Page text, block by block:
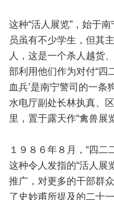
这种“活人展览”，始于南
员虽有不少学生，但其
人，这是一个杀人越货
部利用他们作为对付“四
血兵’是南宁警司的一条
水电厅副处长林执真、
里，置于露天作“禽兽展
１９８６年８月，“四二
这种令人发指的“活人展
推广，对更多的干部群
了史妙甫所提及的二十